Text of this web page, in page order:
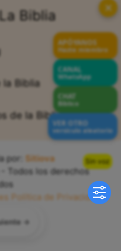
→
Sin voz
Biblia
la Biblia
de la Biblia
por:
Sitiova
Todos los derechos
Política de Privacidad
✕
APÓYANOS
Hazte miembro
CANAL
WhatsApp
CHAT
Bíblico
VER OTRO
versículo aleatorio